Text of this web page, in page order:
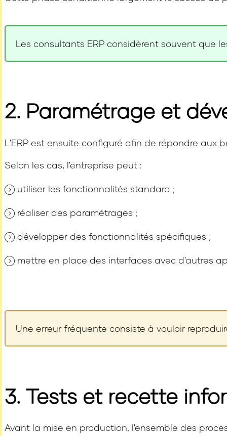
Les consultants ERP considèrent souvent que
2. Paramétrage et
L'ERP est ensuite configuré afin de répondre aux
Selon les cas, l'entreprise peut :
utiliser les fonctionnalités standard ;
réaliser des paramétrages ;
développer des fonctionnalités spécifiques ;
mettre en place des interfaces avec d'autres
Une erreur fréquente consiste à vouloir
3. Tests et recette
Avant la mise en production, l'ensemble des